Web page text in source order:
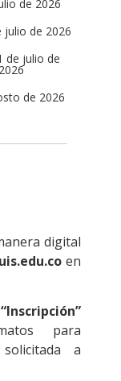
de 2026
julio de 2026
de julio de
2026
de 2026
digital
en
“Inscripción”
para
a